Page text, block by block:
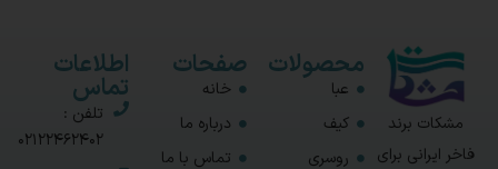
مشکات برند
فاخر ایرانی برای
محصولات
عبا
کیف
روسری
صفحات
خانه
درباره ما
تماس با ما
اطلاعات
تماس
تلفن :
02122462402